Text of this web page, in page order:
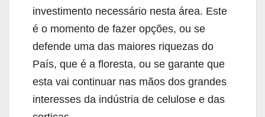
investimento necessário nesta área. Este
é o momento de fazer opções, ou se
defende uma das maiores riquezas do
País, que é a floresta, ou se garante que
esta vai continuar nas mãos dos grandes
interesses da indústria de celulose e das